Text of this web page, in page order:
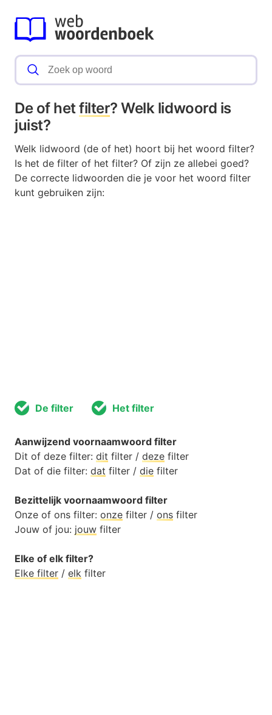
De of hetfilter? Welk lidwoord is
juist?
Welk lidwoord (de of het) hoort bij het woord filter?
Is het de filter of het filter? Of zijn ze allebei goed?
De correcte lidwoorden die je voor het woord filter
kunt gebruiken zijn:
De filter Het filter
Aanwijzend voornaamwoord filter
Dit of deze filter: dit filter / deze filter
Dat of die filter: dat filter / die filter
Bezittelijk voornaamwoord filter
Onze of ons filter: onze filter / ons filter
Jouw of jou: jouw filter
Elke of elk filter?
Elke filter / elk filter